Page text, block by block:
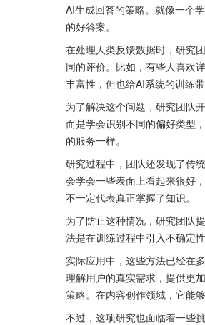
AI生成回答的策略。就像一个
的好答案。
在处理人类反馈数据时，研究
同的评价。比如，有些人喜欢
丰富性，但也给AI系统的训练带
为了解决这个问题，研究团队
而是学会识别不同的偏好类型
的服务一样。
研究过程中，团队还发现了传
会学会一些表面上看起来很好
不一定代表真正掌握了知识。
为了防止这种情况，研究团队
法是在训练过程中引入不确定
实际应用中，这些方法已经在
理解用户的真实需求，提供更
策略。在内容创作领域，它能
不过，这项研究也面临着一些